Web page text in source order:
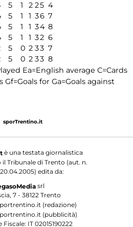
5 1 2 25 4
5 1 1 36 7
5 1 1 34 8
5 1 1 32 6
5 0 2 33 7
5 0 2 33 8
Ea=English average C=Cards
Gf=Goals for Ga=Goals against
è una testata giornalistica
il Tribunale di Trento (aut. n.
edita da:
srl
7 - 38122 Trento
(redazione)
(pubblicità)
Fiscale: IT 02015190222